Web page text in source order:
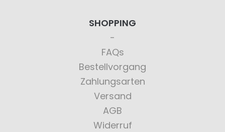
SHOPPING
FAQs
Bestellvorgang
Zahlungsarten
Versand
AGB
Widerruf